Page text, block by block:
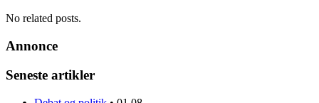
No related posts.
Annonce
Seneste artikler